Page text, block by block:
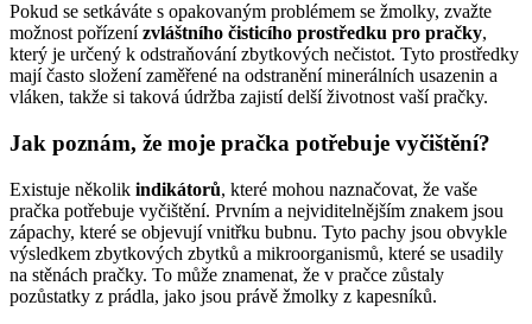
Pokud se⁤ setkáváte⁤ s opakovaným problémem se žmolky, zvažte
⁤možnost⁤ pořízenízvláštního​ čisticího⁣ prostředku pro pračky,
⁢který je⁤ určený k odstraňování zbytkových nečistot. Tyto prostředky
mají často‌ složení zaměřené na odstranění minerálních usazenin a
vláken, takže si taková údržba zajistí delší ⁢životnost vaší pračky.
Jak poznám, ‌že moje‌ pračka potřebuje⁣ vyčištění?
Existuje ‍několik​ indikátorů, které‍ mohou naznačovat, ⁣že⁣ vaše
pračka ‍potřebuje vyčištění. ‌Prvním a‌ nejviditelnějším ⁢znakem jsou⁢
zápachy, které se objevují vnitřku⁤ bubnu. Tyto pachy jsou obvykle
výsledkem zbytkových zbytků a⁣ mikroorganismů, které ‌se usadily
na‌ stěnách pračky. To může ⁤znamenat, že v pračce zůstaly
pozůstatky‌ z prádla, jako jsou právě žmolky z kapesníků.